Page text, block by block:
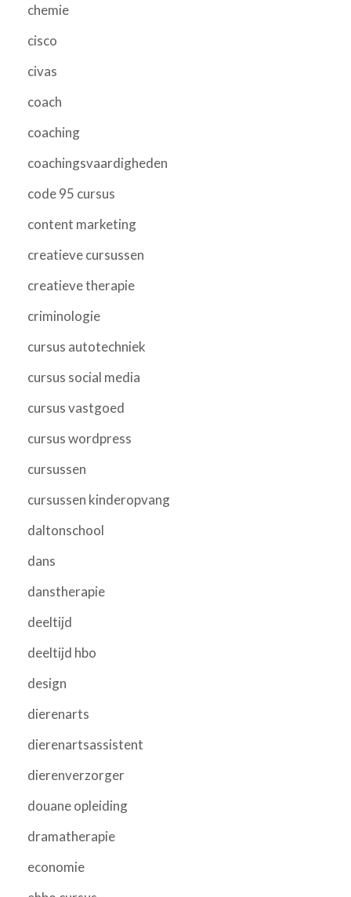
chemie
cisco
civas
coach
coaching
coachingsvaardigheden
code 95 cursus
content marketing
creatieve cursussen
creatieve therapie
criminologie
cursus autotechniek
cursus social media
cursus vastgoed
cursus wordpress
cursussen
cursussen kinderopvang
daltonschool
dans
danstherapie
deeltijd
deeltijd hbo
design
dierenarts
dierenartsassistent
dierenverzorger
douane opleiding
dramatherapie
economie